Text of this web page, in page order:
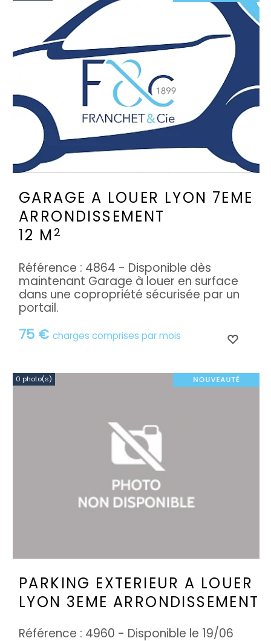
GARAGE A LOUER LYON 7EME
ARRONDISSEMENT
12 M 2
75 € charges comprises par mois
Référence : 4864 - Disponible dès
maintenant Garage à louer en surface
dans une copropriété sécurisée par un
portail.
0 photo(s)
PARKING EXTERIEUR A LOUER
LYON 3EME ARRONDISSEMENT
Référence : 4960 - Disponible le 19/06